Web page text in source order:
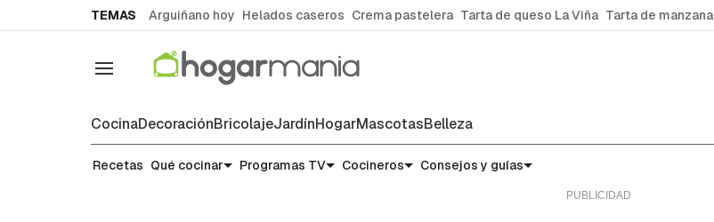
TEMAS Arguiñano hoy Helados caseros Crema pastelera Tarta de queso La Viña Tarta de manzana
Navegación
CocinaDecoraciónBricolajeJardínHogarMascotasBelleza
Recetas
Recetas Qué cocinar Programas TV Cocineros Consejos y guías